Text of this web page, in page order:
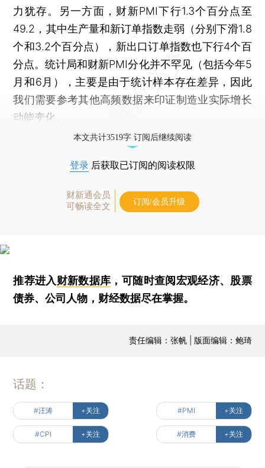
力犹存。另一方面，财新PMI下行1.3个百分点至
49.2，其中生产量和新订单指数走弱（分别下滑1.8
个和3.2个百分点），新出口订单指数也下行4个百
分点。统计局和财新PMI分化并不罕见（包括今年5
月和6月），主要是由于统计样本存在差异，因此
我们需要参考其他高频数据来印证制造业实际增长
动能变化。
本文共计3519字 订阅后继续阅读
登录 后获取已订阅的阅读权限
财新通会员
可畅读全文
订阅/会员升级
推荐进入财新数据库 ，可随时查阅宏观经济、股票
债券、公司人物，财经数据尽在掌握。
责任编辑：张帆 | 版面编辑：鲍琦
话题：
#汪涛 +关注 #PMI +关注
#CPI +关注 #消费 +关注